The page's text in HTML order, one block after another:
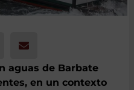
aguas de Barbate